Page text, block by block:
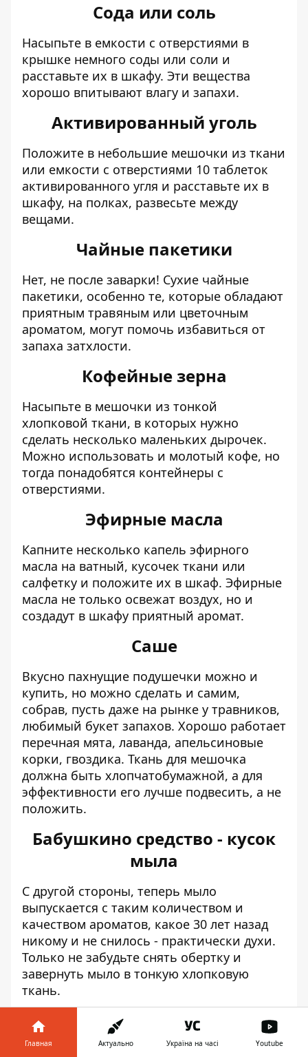
Сода или соль
Насыпьте в емкости с отверстиями в
крышке немного соды или соли и
расставьте их в шкафу. Эти вещества
хорошо впитывают влагу и запахи.
Активированный уголь
Положите в небольшие мешочки из ткани
или емкости с отверстиями 10 таблеток
активированного угля и расставьте их в
шкафу, на полках, развесьте между
вещами.
Чайные пакетики
Нет, не после заварки! Сухие чайные
пакетики, особенно те, которые обладают
приятным травяным или цветочным
ароматом, могут помочь избавиться от
запаха затхлости.
Кофейные зерна
Насыпьте в мешочки из тонкой
хлопковой ткани, в которых нужно
сделать несколько маленьких дырочек.
Можно использовать и молотый кофе, но
тогда понадобятся контейнеры с
отверстиями.
Эфирные масла
Капните несколько капель эфирного
масла на ватный, кусочек ткани или
салфетку и положите их в шкаф. Эфирные
масла не только освежат воздух, но и
создадут в шкафу приятный аромат.
Саше
Вкусно пахнущие подушечки можно и
купить, но можно сделать и самим,
собрав, пусть даже на рынке у травников,
любимый букет запахов. Хорошо работает
перечная мята, лаванда, апельсиновые
корки, гвоздика. Ткань для мешочка
должна быть хлопчатобумажной, а для
эффективности его лучше подвесить, а не
положить.
Бабушкино средство - кусок
мыла
С другой стороны, теперь мыло
выпускается с таким количеством и
качеством ароматов, какое 30 лет назад
никому и не снилось - практически духи.
Только не забудьте снять обертку и
завернуть мыло в тонкую хлопковую
ткань.
Кипяченое молоко
Предварительно уберите все вещи из
Главная Актуально Україна на часі Youtube